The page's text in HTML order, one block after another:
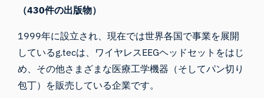
（430件の出版物）
1999年に設立され、現在では世界各国で事業を展開
しているg.tecは 、ワイヤレスEEGヘッドセットをはじ
め、その他さまざまな医療工学機器（そしてパン切り
包丁）を販売している企業です。